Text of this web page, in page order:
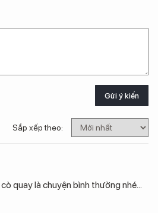
Gửi ý kiến
Sắp xếp theo:
quay là chuyện bình thường nhé...